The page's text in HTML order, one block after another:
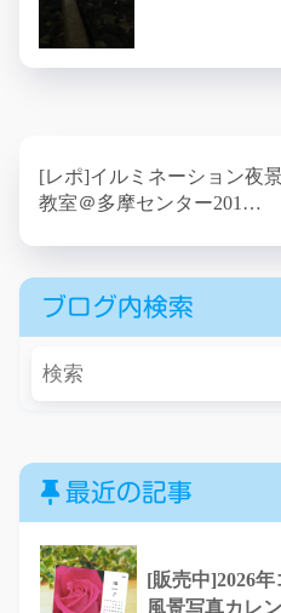
[レポ]イルミネーション夜
教室＠多摩センター201…
ブログ内検索
最近の記事
[販売中]2026
風景写真カレ